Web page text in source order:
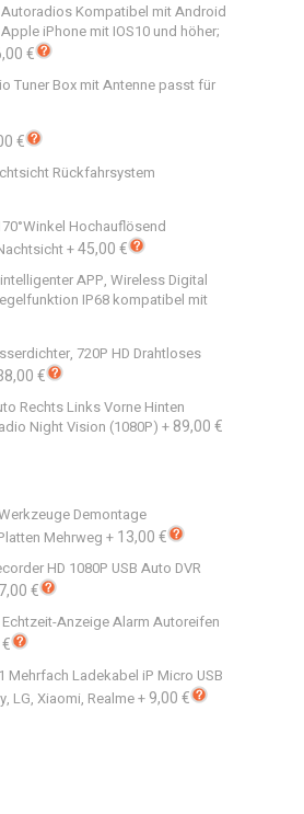
Kompatibel mit Android
iPhone mit IOS10 und höher;
€
Tuner Box mit Antenne passt für
€
Rückfahrsystem
Hochauflösend
+45,00 €
APP, Wireless Digital
IP68 kompatibel mit
720P HD Drahtloses
€
Rechts Links Vorne Hinten
Night Vision (1080P) + 89,00 €
Demontage
Mehrweg + 13,00 €
HD 1080P USB Auto DVR
€
Anzeige Alarm Autoreifen
Mehrfach Ladekabel iP Micro USB
LG, Xiaomi, Realme+ 9,00 €